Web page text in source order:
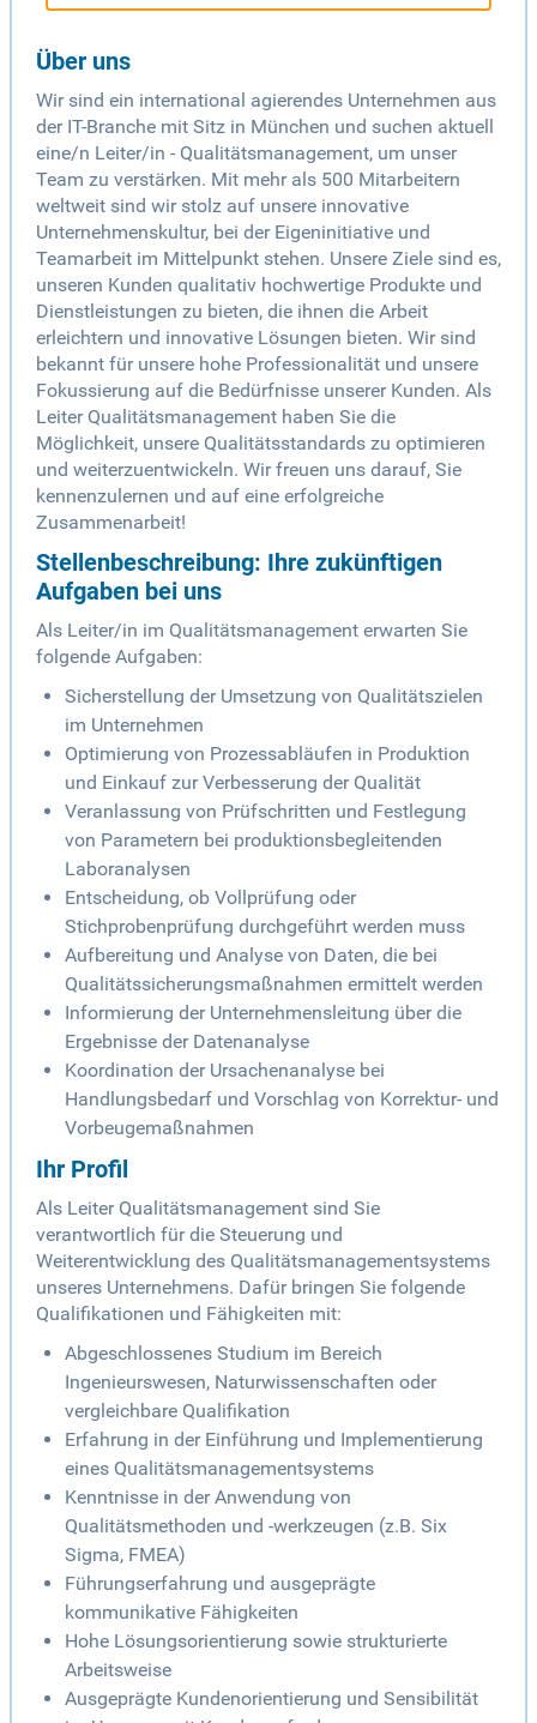
Über uns
Wir sind ein international agierendes Unternehmen aus
der IT-Branche mit Sitz in München und suchen aktuell
eine/n Leiter/in - Qualitätsmanagement, um unser
Team zu verstärken. Mit mehr als 500 Mitarbeitern
weltweit sind wir stolz auf unsere innovative
Unternehmenskultur, bei der Eigeninitiative und
Teamarbeit im Mittelpunkt stehen. Unsere Ziele sind es,
unseren Kunden qualitativ hochwertige Produkte und
Dienstleistungen zu bieten, die ihnen die Arbeit
erleichtern und innovative Lösungen bieten. Wir sind
bekannt für unsere hohe Professionalität und unsere
Fokussierung auf die Bedürfnisse unserer Kunden. Als
Leiter Qualitätsmanagement haben Sie die
Möglichkeit, unsere Qualitätsstandards zu optimieren
und weiterzuentwickeln. Wir freuen uns darauf, Sie
kennenzulernen und auf eine erfolgreiche
Zusammenarbeit!
Stellenbeschreibung: Ihre zukünftigen
Aufgaben bei uns
Als Leiter/in im Qualitätsmanagement erwarten Sie
folgende Aufgaben:
Sicherstellung der Umsetzung von Qualitätszielen
im Unternehmen
Optimierung von Prozessabläufen in Produktion
und Einkauf zur Verbesserung der Qualität
Veranlassung von Prüfschritten und Festlegung
von Parametern bei produktionsbegleitenden
Laboranalysen
Entscheidung, ob Vollprüfung oder
Stichprobenprüfung durchgeführt werden muss
Aufbereitung und Analyse von Daten, die bei
Qualitätssicherungsmaßnahmen ermittelt werden
Informierung der Unternehmensleitung über die
Ergebnisse der Datenanalyse
Koordination der Ursachenanalyse bei
Handlungsbedarf und Vorschlag von Korrektur- und
Vorbeugemaßnahmen
Ihr Profil
Als Leiter Qualitätsmanagement sind Sie
verantwortlich für die Steuerung und
Weiterentwicklung des Qualitätsmanagementsystems
unseres Unternehmens. Dafür bringen Sie folgende
Qualifikationen und Fähigkeiten mit:
Abgeschlossenes Studium im Bereich
Ingenieurswesen, Naturwissenschaften oder
vergleichbare Qualifikation
Erfahrung in der Einführung und Implementierung
eines Qualitätsmanagementsystems
Kenntnisse in der Anwendung von
Qualitätsmethoden und -werkzeugen (z.B. Six
Sigma, FMEA)
Führungserfahrung und ausgeprägte
kommunikative Fähigkeiten
Hohe Lösungsorientierung sowie strukturierte
Arbeitsweise
Ausgeprägte Kundenorientierung und Sensibilität